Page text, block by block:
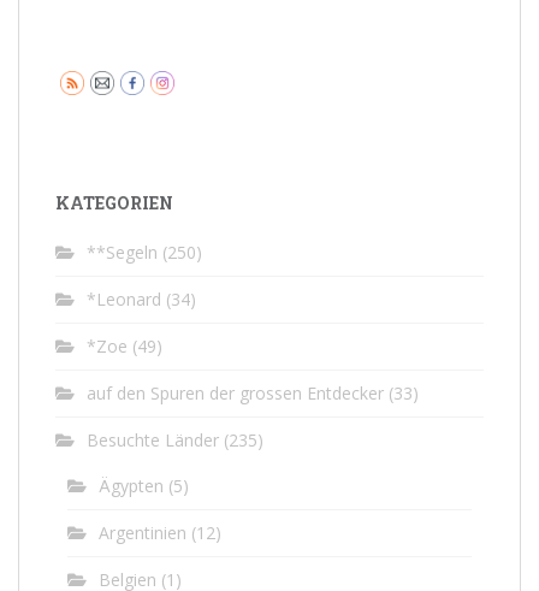
KATEGORIEN
**Segeln (250)
*Leonard (34)
*Zoe (49)
auf den Spuren der grossen Entdecker (33)
Besuchte Länder (235)
Ägypten (5)
Argentinien (12)
Belgien (1)